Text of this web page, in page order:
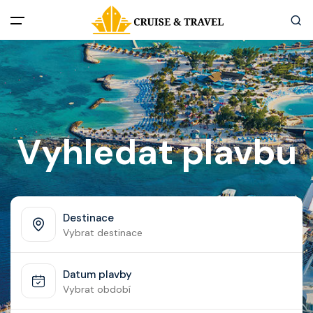
Menu
Akční nabídky
Destinace
Zážitky z plaveb
Užitečné informace
Často kladené otázky
Články
Vyhledat plavbu
Destinace
Vybrat destinace
Datum plavby
Vybrat období